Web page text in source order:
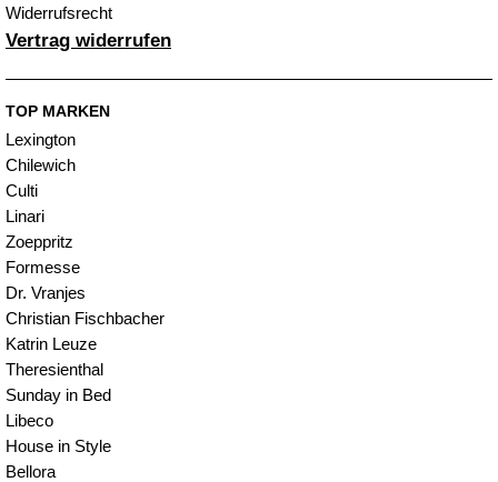
Widerrufsrecht
Vertrag widerrufen
TOP MARKEN
Lexington
Chilewich
Culti
Linari
Zoeppritz
Formesse
Dr. Vranjes
Christian Fischbacher
Katrin Leuze
Theresienthal
Sunday in Bed
Libeco
House in Style
Bellora